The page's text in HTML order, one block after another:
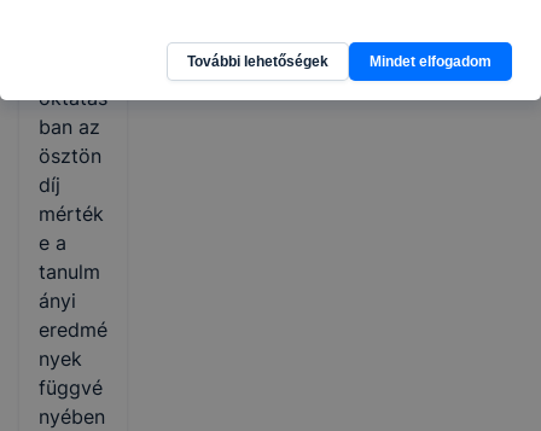
oktatás
ban az
ösztön
díj
mérték
e a
tanulm
ányi
eredmé
nyek
függvé
nyében
További lehetőségek Mindet elfogadom